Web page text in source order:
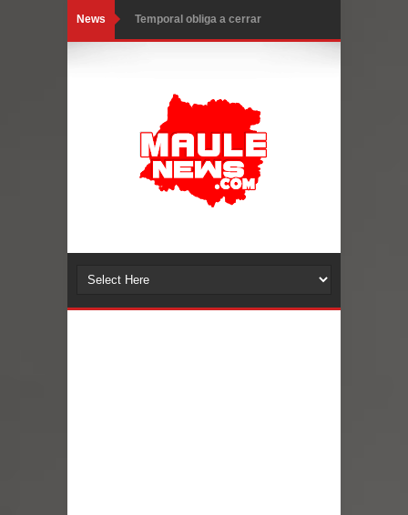
News Temporal obliga a cerrar
Chancho en Talca tras caída de
ramas cerca de carpas
Talca en el inicio de la Fiesta del
Chancho 2026
Torneo de Asadores reúne a 13